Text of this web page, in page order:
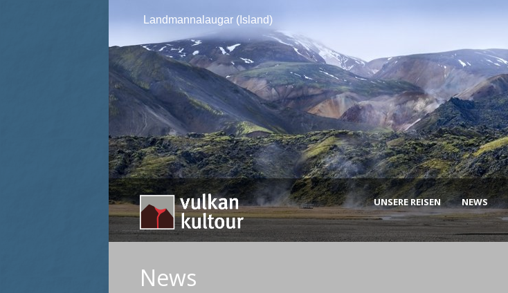
UNSERE REISEN NEWS
Landmannalaugar (Island)
News